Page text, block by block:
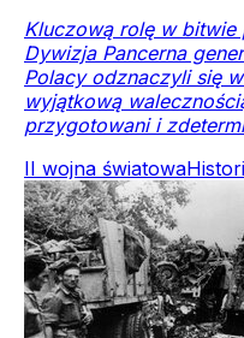
Kluczową rolę w bitwie
Dywizja Pancerna
Polacy odznaczyli się
wyjątkową
przygotowani i
II wojna światowa